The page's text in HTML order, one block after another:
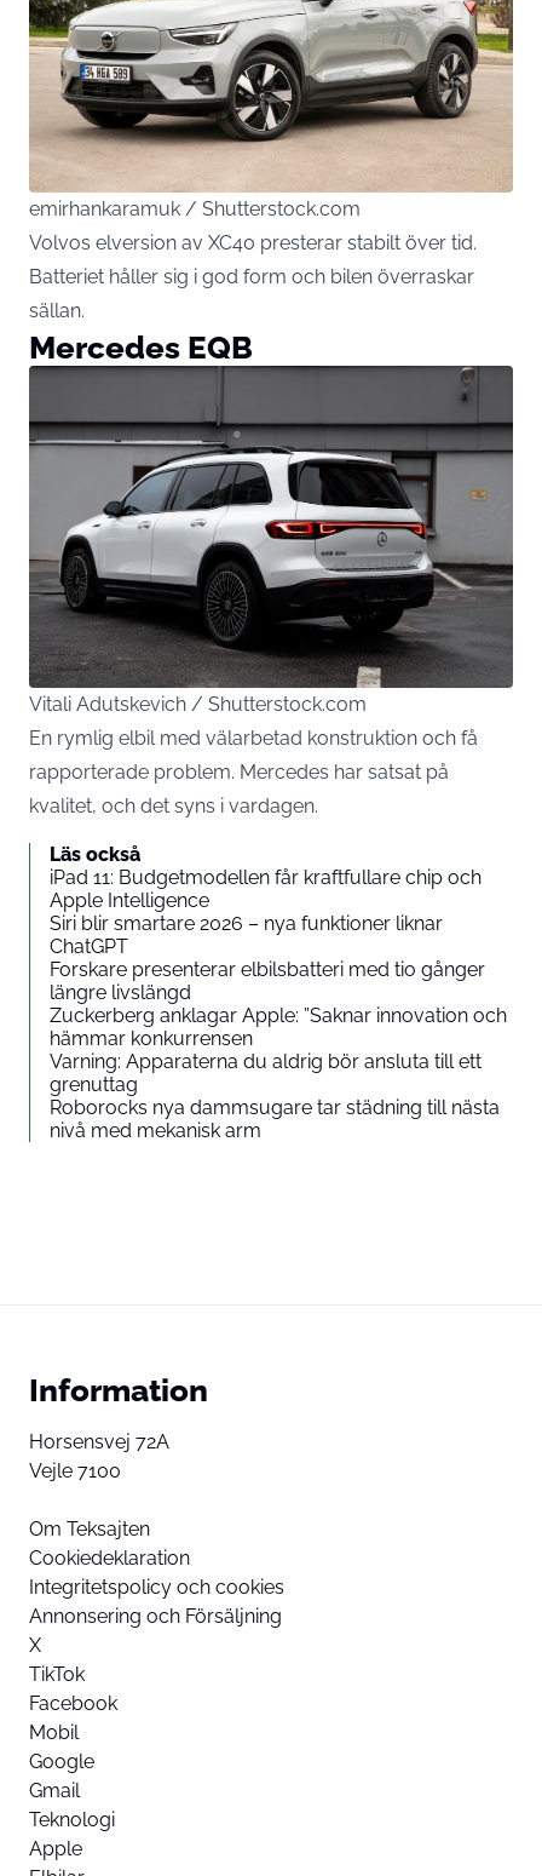
emirhankaramuk / Shutterstock.com
Volvos elversion av XC40 presterar stabilt över tid.
Batteriet håller sig i god form och bilen överraskar
sällan.
Mercedes EQB
Vitali Adutskevich / Shutterstock.com
En rymlig elbil med välarbetad konstruktion och få
rapporterade problem. Mercedes har satsat på
kvalitet, och det syns i vardagen.
Läs också
iPad 11: Budgetmodellen får kraftfullare chip och
Apple Intelligence
Siri blir smartare 2026 – nya funktioner liknar
ChatGPT
Forskare presenterar elbilsbatteri med tio gånger
längre livslängd
Zuckerberg anklagar Apple: ”Saknar innovation och
hämmar konkurrensen
Varning: Apparaterna du aldrig bör ansluta till ett
grenuttag
Roborocks nya dammsugare tar städning till nästa
nivå med mekanisk arm
Information
Horsensvej 72A
Vejle 7100
Om Teksajten
Cookiedeklaration
Integritetspolicy och cookies
Annonsering och Försäljning
X
TikTok
Facebook
Mobil
Google
Gmail
Teknologi
Apple